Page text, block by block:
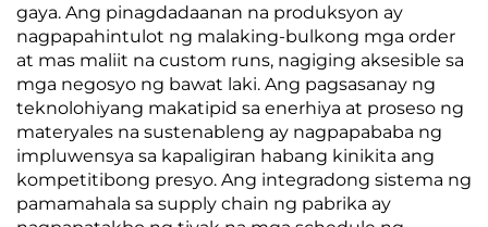
gaya. Ang pinagdadaanan na produksyon ay
nagpapahintulot ng malaking-bulkong mga order
at mas maliit na custom runs, nagiging aksesible sa
mga negosyo ng bawat laki. Ang pagsasanay ng
teknolohiyang makatipid sa enerhiya at proseso ng
materyales na sustenableng ay nagpapababa ng
impluwensya sa kapaligiran habang kinikita ang
kompetitibong presyo. Ang integradong sistema ng
pamamahala sa supply chain ng pabrika ay